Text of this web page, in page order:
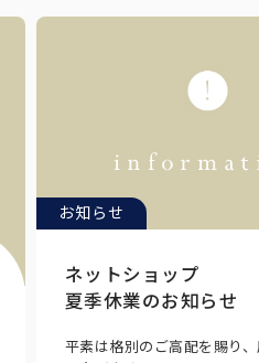
お知らせ
ネットショップ
夏季休業のお知らせ
平素は格別のご高配を賜り